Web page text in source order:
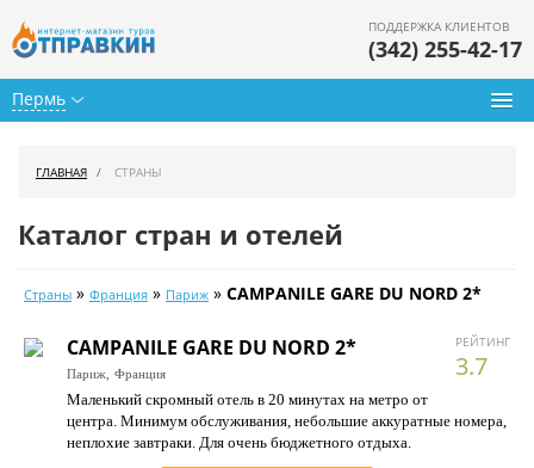
Пермь
ПОДДЕРЖКА КЛИЕНТОВ
(342) 255-42-17
Календарь туров
Цены дня
Страны
Как купить
ГЛАВНАЯ СТРАНЫ
Каталог стран и отелей
Страны » Франция » Париж » CAMPANILE GARE DU NORD 2*
РЕЙТИНГ
3.7
CAMPANILE GARE DU NORD 2*
Париж, Франция
Маленький скромный отель в 20 минутах на метро от
центра. Минимум обслуживания, небольшие аккуратные номера,
неплохие завтраки. Для очень бюджетного отдыха.